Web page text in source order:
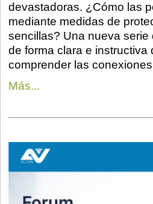
devastadoras. ¿Cómo las
mediante medidas de
sencillas? Una nueva
de forma clara e instructiva
comprender las
Más...